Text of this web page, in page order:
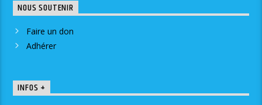
NOUS SOUTENIR
Faire un don
Adhérer
INFOS +